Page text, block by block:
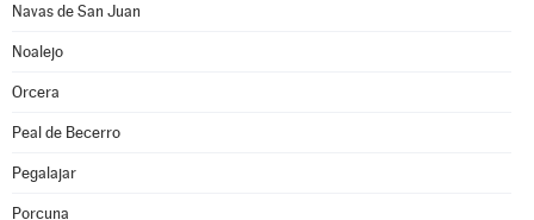
Navas de San Juan
Noalejo
Orcera
Peal de Becerro
Pegalajar
Porcuna